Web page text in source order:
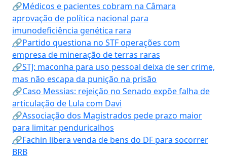
🔗Médicos e pacientes cobram na Câmara
aprovação de política nacional para
imunodeficiência genética rara
🔗Partido questiona no STF operações com
empresa de mineração de terras raras
🔗STJ: maconha para uso pessoal deixa de ser crime,
mas não escapa da punição na prisão
🔗Caso Messias: rejeição no Senado expõe falha de
articulação de Lula com Davi
🔗Associação dos Magistrados pede prazo maior
para limitar penduricalhos
🔗Fachin libera venda de bens do DF para socorrer
BRB